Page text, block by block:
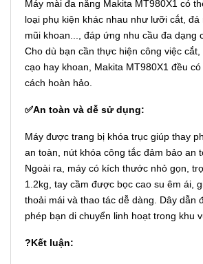
Máy mài đa năng Makita MT980X1 có
loại phụ kiện khác nhau như lưỡi cắt, đá
mũi khoan..., đáp ứng nhu cầu đa dạng
Cho dù bạn cần thực hiện công việc cắt,
cạo hay khoan, Makita MT980X1 đều
cách hoàn hảo.
✅An toàn và dễ sử dụng:
Máy được trang bị khóa trục giúp thay
an toàn, nút khóa công tắc đảm bảo an
Ngoài ra, máy có kích thước nhỏ gọn,
1.2kg, tay cầm được bọc cao su êm ái,
thoải mái và thao tác dễ dàng. Dây dẫn
phép bạn di chuyển linh hoạt trong khu
?Kết luận: